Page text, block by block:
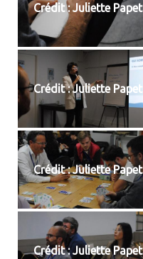
Crédit : Juliette Papet
Crédit : Juliette Papet
Crédit : Juliette Papet
Crédit : Juliette Papet